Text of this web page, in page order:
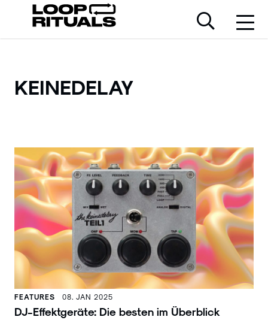
KEINEDELAY
FEATURES 08. JAN 2025
DJ-Effektgeräte: Die besten im Überblick